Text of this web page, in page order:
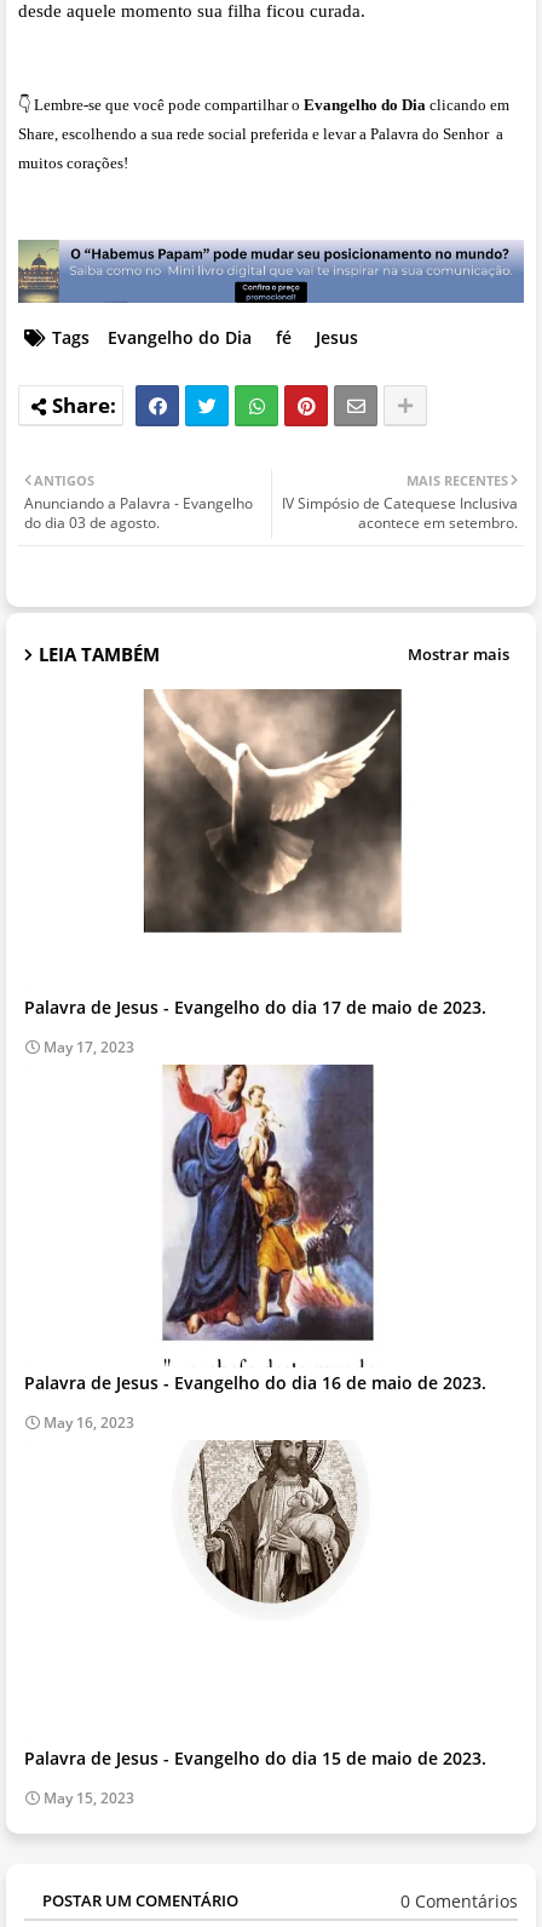
desde aquele momento sua filha ficou curada.
👇 Lembre-se que você pode compartilhar o Evangelho do Dia clicando em
Share, escolhendo a sua rede social preferida e levar a Palavra do Senhor a
muitos corações!
Tags Evangelho do Dia fé Jesus
MAIS RECENTES
IV Simpósio de Catequese Inclusiva
acontece em setembro.
ANTIGOS
Anunciando a Palavra - Evangelho
do dia 03 de agosto.
LEIA TAMBÉM Mostrar mais
Palavra de Jesus - Evangelho do dia 17 de maio de 2023.
May 17, 2023
Palavra de Jesus - Evangelho do dia 16 de maio de 2023.
May 16, 2023
Palavra de Jesus - Evangelho do dia 15 de maio de 2023.
May 15, 2023
POSTAR UM COMENTÁRIO 0 Comentários